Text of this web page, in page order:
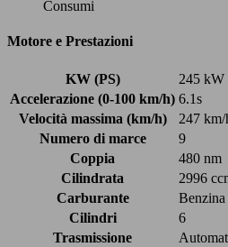
Consumi
Motore e Prestazioni
KW (PS)
245 kW
Accelerazione (0-100 km/h) 6.1s
Velocità massima (km/h)
247 km/
Numero di marce
9
Coppia
480 nm
Cilindrata
2996
Carburante
Benzina
Cilindri
6
Trasmissione